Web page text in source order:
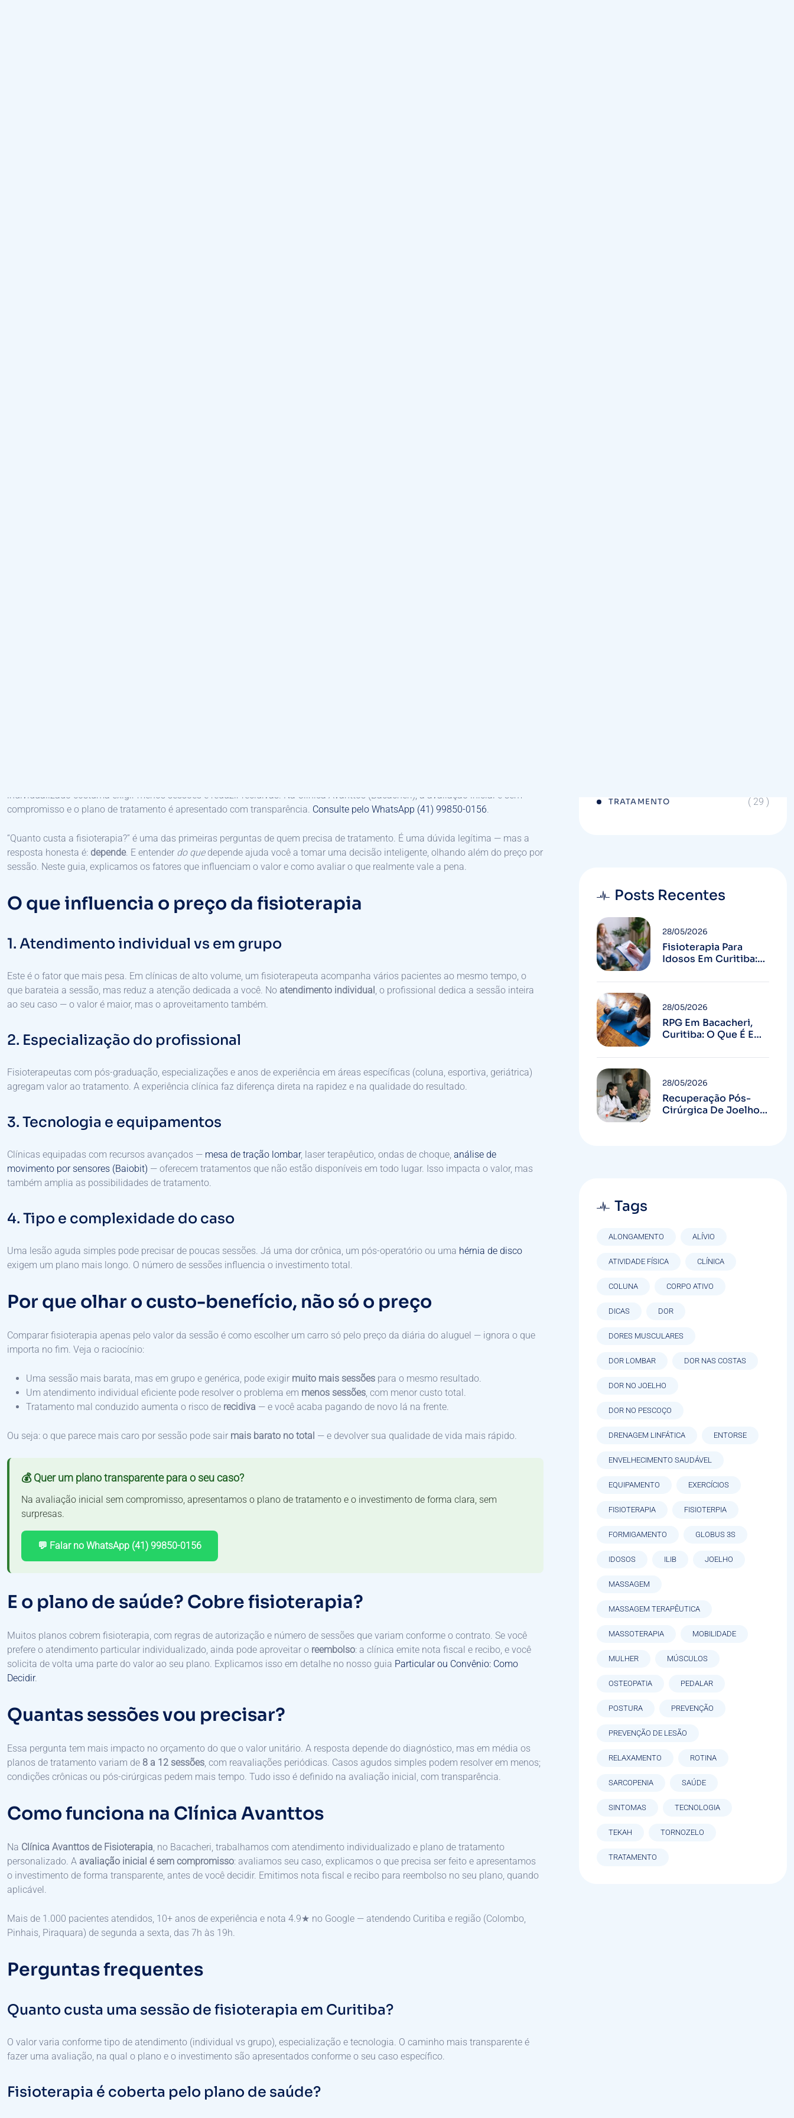
individualizado costuma exigir menos sessões e reduzir recidivas. Na Clínica Avanttos (Bacacheri), a avaliação inicial é sem
compromisso e o plano de tratamento é apresentado com transparência. Consulte pelo WhatsApp (41) 99850-0156.
“Quanto custa a fisioterapia?” é uma das primeiras perguntas de quem precisa de tratamento. É uma dúvida legítima — mas a
resposta honesta é: depende. E entender do quedepende ajuda você a tomar uma decisão inteligente, olhando além do preço por
sessão. Neste guia, explicamos os fatores que influenciam o valor e como avaliar o que realmente vale a pena.
O que influencia o preço da fisioterapia
1. Atendimento individual vs em grupo
Este é o fator que mais pesa. Em clínicas de alto volume, um fisioterapeuta acompanha vários pacientes ao mesmo tempo, o
que barateia a sessão, mas reduz a atenção dedicada a você. No atendimento individual, o profissional dedica a sessão inteira
ao seu caso — o valor é maior, mas o aproveitamento também.
2. Especialização do profissional
Fisioterapeutas com pós-graduação, especializações e anos de experiência em áreas específicas (coluna, esportiva, geriátrica)
agregam valor ao tratamento. A experiência clínica faz diferença direta na rapidez e na qualidade do resultado.
3. Tecnologia e equipamentos
Clínicas equipadas com recursos avançados — mesa de tração lombar, laser terapêutico, ondas de choque, análise de
movimento por sensores (Baiobit) — oferecem tratamentos que não estão disponíveis em todo lugar. Isso impacta o valor, mas
também amplia as possibilidades de tratamento.
4. Tipo e complexidade do caso
Uma lesão aguda simples pode precisar de poucas sessões. Já uma dor crônica, um pós-operatório ou uma hérnia de disco
exigem um plano mais longo. O número de sessões influencia o investimento total.
Por que olhar o custo-benefício, não só o preço
Comparar fisioterapia apenas pelo valor da sessão é como escolher um carro só pelo preço da diária do aluguel — ignora o que
importa no fim. Veja o raciocínio:
Uma sessão mais barata, mas em grupo e genérica, pode exigir muito mais sessões para o mesmo resultado.
Um atendimento individual eficiente pode resolver o problema em menos sessões, com menor custo total.
Tratamento mal conduzido aumenta o risco de recidiva — e você acaba pagando de novo lá na frente.
Ou seja: o que parece mais caro por sessão pode sair mais barato no total — e devolver sua qualidade de vida mais rápido.
💰 Quer um plano transparente para o seu caso?
Na avaliação inicial sem compromisso, apresentamos o plano de tratamento e o investimento de forma clara, sem
surpresas.
💬 Falar no WhatsApp (41) 99850-0156
E o plano de saúde? Cobre fisioterapia?
Muitos planos cobrem fisioterapia, com regras de autorização e número de sessões que variam conforme o contrato. Se você
prefere o atendimento particular individualizado, ainda pode aproveitar o reembolso: a clínica emite nota fiscal e recibo, e você
solicita de volta uma parte do valor ao seu plano. Explicamos isso em detalhe no nosso guia Particular ou Convênio: Como
Decidir.
Quantas sessões vou precisar?
Essa pergunta tem mais impacto no orçamento do que o valor unitário. A resposta depende do diagnóstico, mas em média os
planos de tratamento variam de 8 a 12 sessões, com reavaliações periódicas. Casos agudos simples podem resolver em menos;
condições crônicas ou pós-cirúrgicas pedem mais tempo. Tudo isso é definido na avaliação inicial, com transparência.
Como funciona na Clínica Avanttos
Na Clínica Avanttos de Fisioterapia, no Bacacheri, trabalhamos com atendimento individualizado e plano de tratamento
personalizado. A avaliação inicial é sem compromisso: avaliamos seu caso, explicamos o que precisa ser feito e apresentamos
o investimento de forma transparente, antes de você decidir. Emitimos nota fiscal e recibo para reembolso no seu plano, quando
aplicável.
Mais de 1.000 pacientes atendidos, 10+ anos de experiência e nota 4.9★ no Google — atendendo Curitiba e região (Colombo,
Pinhais, Piraquara) de segunda a sexta, das 7h às 19h.
Perguntas frequentes
Quanto custa uma sessão de fisioterapia em Curitiba?
O valor varia conforme tipo de atendimento (individual vs grupo), especialização e tecnologia. O caminho mais transparente é
fazer uma avaliação, na qual o plano e o investimento são apresentados conforme o seu caso específico.
Fisioterapia é coberta pelo plano de saúde?
TRATAMENTO ( 29 )
Posts Recentes
Fisioterapia Para
Idosos Em Curitiba:
Menos Quedas
28/05/2026
RPG Em Bacacheri,
Curitiba: O Que É E
28/05/2026
Recuperação Pós-
Cirúrgica De Joelho
28/05/2026
Tags
ALONGAMENTO ALÍVIO
ATIVIDADE FÍSICA CLÍNICA
COLUNA CORPO ATIVO
DICAS DOR
DORES MUSCULARES
DOR LOMBAR DOR NAS COSTAS
DOR NO JOELHO
DOR NO PESCOÇO
DRENAGEM LINFÁTICA ENTORSE
ENVELHECIMENTO SAUDÁVEL
EQUIPAMENTO EXERCÍCIOS
FISIOTERAPIA FISIOTERPIA
FORMIGAMENTO GLOBUS 3S
IDOSOS ILIB JOELHO
MASSAGEM
MASSAGEM TERAPÊUTICA
MASSOTERAPIA MOBILIDADE
MULHER MÚSCULOS
OSTEOPATIA PEDALAR
POSTURA PREVENÇÃO
PREVENÇÃO DE LESÃO
RELAXAMENTO ROTINA
SARCOPENIA SAÚDE
SINTOMAS TECNOLOGIA
TEKAH TORNOZELO
TRATAMENTO